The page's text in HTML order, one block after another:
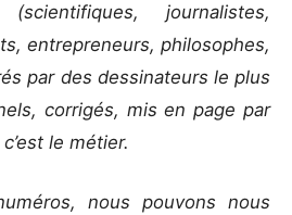
journalistes,
entrepreneurs, philosophes,
par des dessinateurs le plus
corrigés, mis en page par
le métier.
nous pouvons nous